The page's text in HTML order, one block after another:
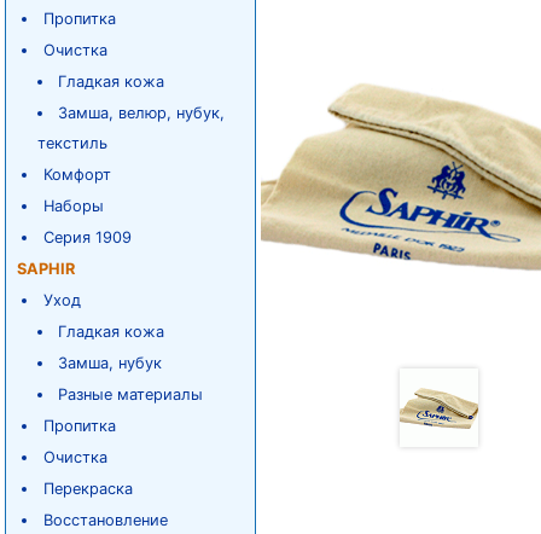
Пропитка
Очистка
Гладкая кожа
Замша, велюр, нубук,
текстиль
Комфорт
Наборы
Серия 1909
SAPHIR
Уход
Гладкая кожа
Замша, нубук
Разные материалы
Пропитка
Очистка
Перекраска
Восстановление